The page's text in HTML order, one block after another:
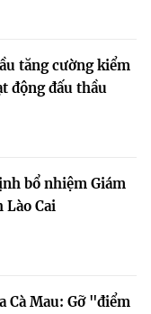
tăng cường kiểm
động đấu thầu
bổ nhiệm Giám
Lào Cai
Cà Mau: Gỡ "điểm